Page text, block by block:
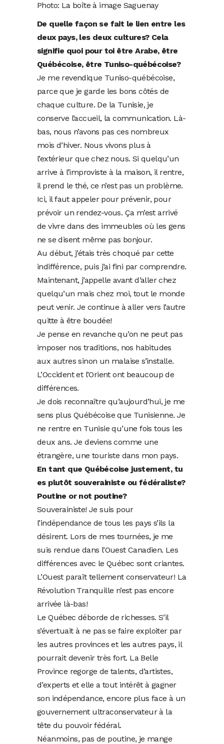
Photo: La boîte à image Saguenay
De quelle façon se fait le lien entre les
deux pays, les deux cultures? Cela
signifie quoi pour toi être Arabe, être
Québécoise, être Tuniso-québécoise?
Je me revendique Tuniso-québécoise,
parce que je garde les bons côtés de
chaque culture. De la Tunisie, je
conserve l’accueil, la communication. Là-
bas, nous n’avons pas ces nombreux
mois d’hiver. Nous vivons plus à
l’extérieur que chez nous. Si quelqu’un
arrive à l’improviste à la maison, il rentre,
il prend le thé, ce n’est pas un problème.
Ici, il faut appeler pour prévenir, pour
prévoir un rendez-vous. Ça m’est arrivé
de vivre dans des immeubles où les gens
ne se disent même pas bonjour.
Au début, j’étais très choqué par cette
indifférence, puis j’ai fini par comprendre.
Maintenant, j’appelle avant d’aller chez
quelqu’un mais chez moi, tout le monde
peut venir. Je continue à aller vers l’autre
quitte à être boudée!
Je pense en revanche qu’on ne peut pas
imposer nos traditions, nos habitudes
aux autres sinon un malaise s’installe.
L’Occident et l’Orient ont beaucoup de
différences.
Je dois reconnaître qu’aujourd’hui, je me
sens plus Québécoise que Tunisienne. Je
ne rentre en Tunisie qu’une fois tous les
deux ans. Je deviens comme une
étrangère, une touriste dans mon pays.
En tant que Québécoise justement, tu
es plutôt souverainiste ou fédéraliste?
Poutine or not poutine?
Souverainiste! Je suis pour
l’indépendance de tous les pays s’ils la
désirent. Lors de mes tournées, je me
suis rendue dans l’Ouest Canadien. Les
différences avec le Québec sont criantes.
L’Ouest paraît tellement conservateur! La
Révolution Tranquille n’est pas encore
arrivée là-bas!
Le Québec déborde de richesses. S’il
s’évertuait à ne pas se faire exploiter par
les autres provinces et les autres pays, il
pourrait devenir très fort. La Belle
Province regorge de talents, d’artistes,
d’experts et elle a tout intérêt à gagner
son indépendance, encore plus face à un
gouvernement ultraconservateur à la
tête du pouvoir fédéral.
Néanmoins, pas de poutine, je mange